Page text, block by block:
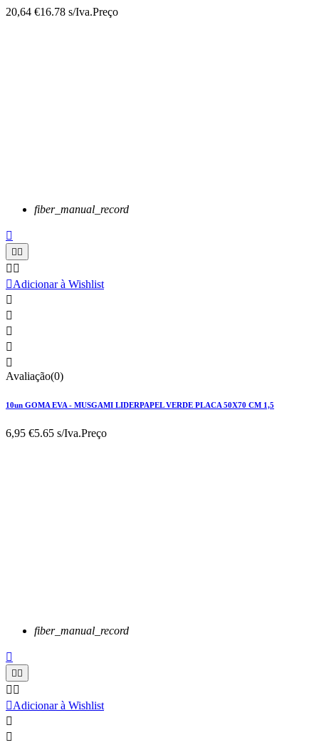
20,64 €16.78 s/Iva.Preço
fiber_manual_record


 
Adicionar à Wishlist





Avaliação(0)
10un GOMA EVA - MUSGAMI LIDERPAPEL VERDE PLACA 50X70 CM 1,5
6,95 €5.65 s/Iva.Preço
fiber_manual_record


 
Adicionar à Wishlist

